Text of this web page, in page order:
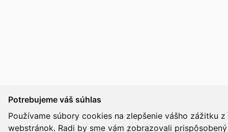
Potrebujeme váš súhlas
Používame súbory cookies na zlepšenie vášho zážitku
webstránok. Radi by sme vám zobrazovali